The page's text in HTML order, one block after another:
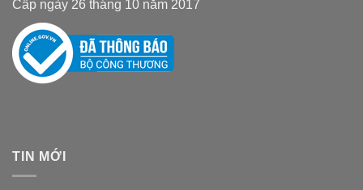
Cấp ngày 26 tháng 10 năm 2017
TIN MỚI